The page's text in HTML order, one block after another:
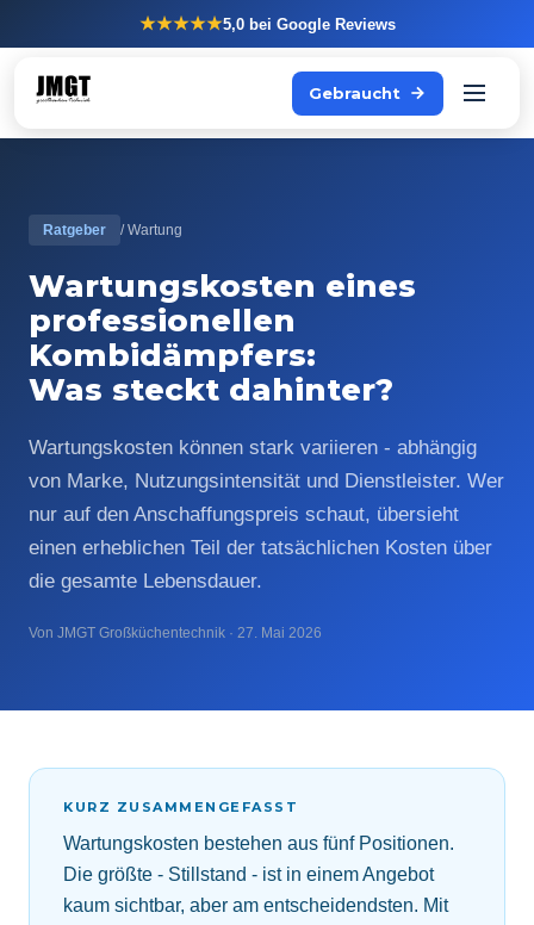
★★★★★5,0bei Google Reviews
Gebraucht
Ratgeber / Wartung
Wartungskosten eines
professionellen
Kombidämpfers:
Was steckt dahinter?
Wartungskosten können stark variieren - abhängig
von Marke, Nutzungsintensität und Dienstleister. Wer
nur auf den Anschaffungspreis schaut, übersieht
einen erheblichen Teil der tatsächlichen Kosten über
die gesamte Lebensdauer.
Von JMGT Großküchentechnik · 27. Mai 2026
KURZ ZUSAMMENGEFASST
Wartungskosten bestehen aus fünf Positionen.
Die größte - Stillstand - ist in einem Angebot
kaum sichtbar, aber am entscheidendsten. Mit